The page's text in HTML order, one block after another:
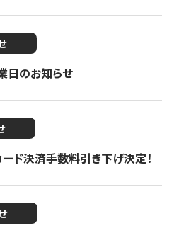
日のお知らせ
ド決済手数料引き下げ決定！